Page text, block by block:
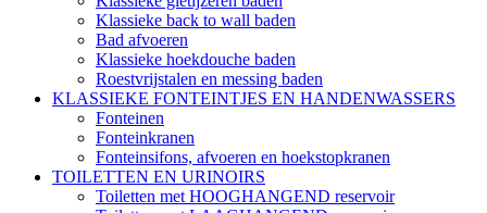
Klassieke back to wall baden
Bad afvoeren
Klassieke hoekdouche baden
Roestvrijstalen en messing baden
KLASSIEKE FONTEINTJES EN HANDENWASSERS
Fonteinen
Fonteinkranen
Fonteinsifons, afvoeren en hoekstopkranen
TOILETTEN EN URINOIRS
Toiletten met HOOGHANGEND reservoir